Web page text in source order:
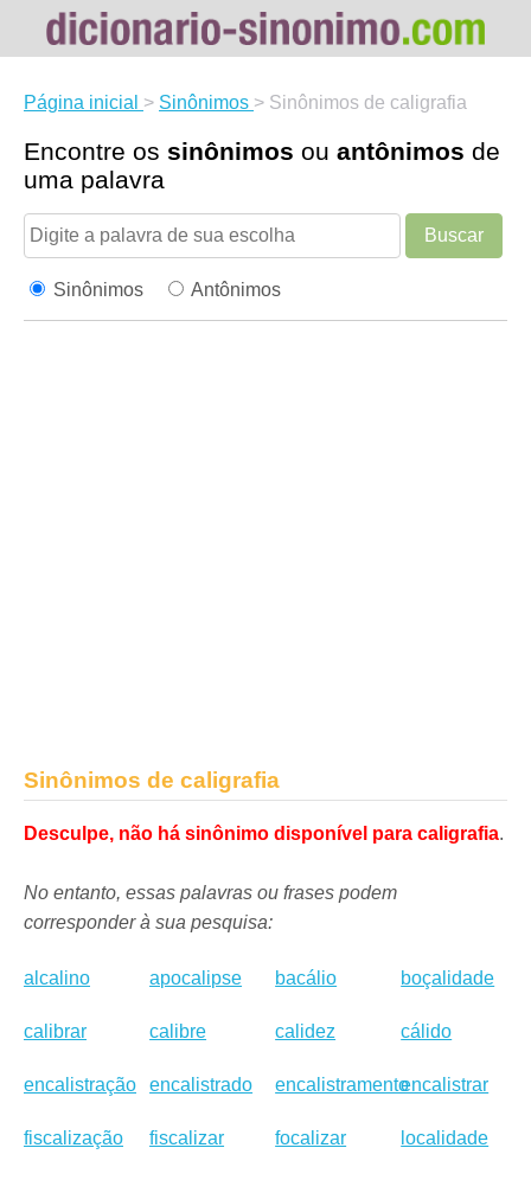
Página inicial > Sinônimos > Sinônimos de caligrafia
Encontre os sinônimos ou antônimos de
uma palavra
Buscar
Sinônimos Antônimos
Sinônimos de caligrafia
Desculpe, não há sinônimo disponível para caligrafia.
No entanto, essas palavras ou frases podem
corresponder à sua pesquisa:
alcalino apocalipse bacálio boçalidade
calibrar calibre calidez cálido
encalistração encalistrado encalistramentoencalistrar
fiscalização fiscalizar focalizar localidade